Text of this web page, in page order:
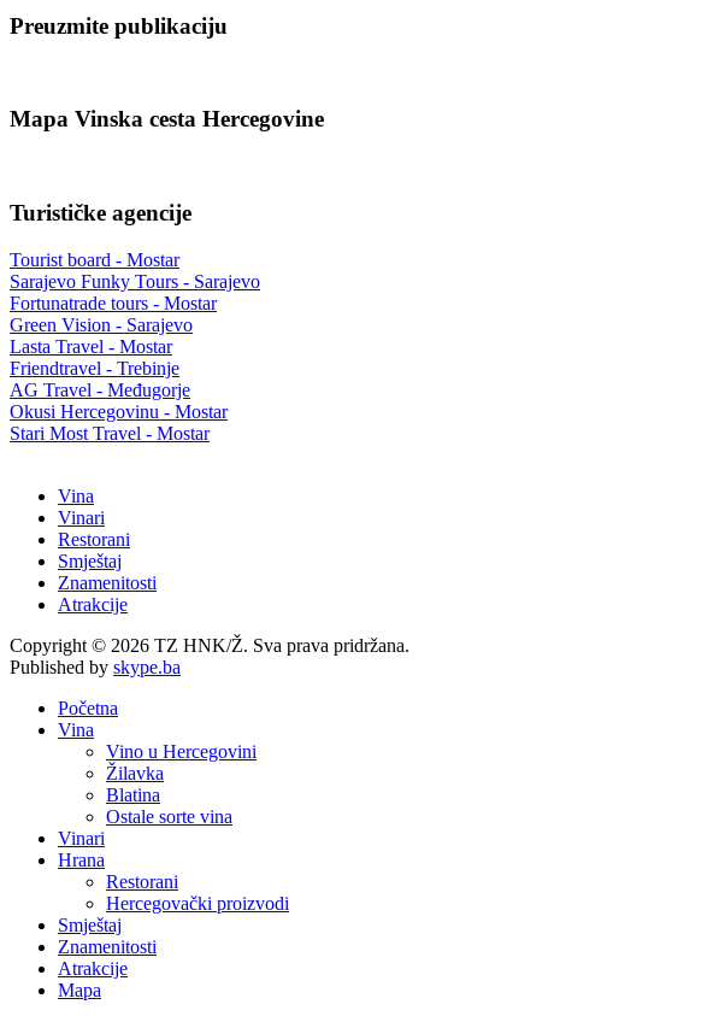
Preuzmite publikaciju
Mapa Vinska cesta Hercegovine
Turističke agencije
Tourist board - Mostar
Sarajevo Funky Tours - Sarajevo
Fortunatrade tours - Mostar
Green Vision - Sarajevo
Lasta Travel - Mostar
Friendtravel - Trebinje
AG Travel - Međugorje
Okusi Hercegovinu - Mostar
Stari Most Travel - Mostar
Vina
Vinari
Restorani
Smještaj
Znamenitosti
Atrakcije
Copyright © 2026 TZ HNK/Ž. Sva prava pridržana.
Published by skype.ba
Početna
Vina
Vino u Hercegovini
Žilavka
Blatina
Ostale sorte vina
Vinari
Hrana
Restorani
Hercegovački proizvodi
Smještaj
Znamenitosti
Atrakcije
Mapa